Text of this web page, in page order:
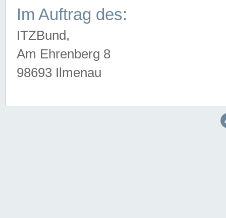
Im Auftrag des:
ITZBund,
Am Ehrenberg 8
98693 Ilmenau